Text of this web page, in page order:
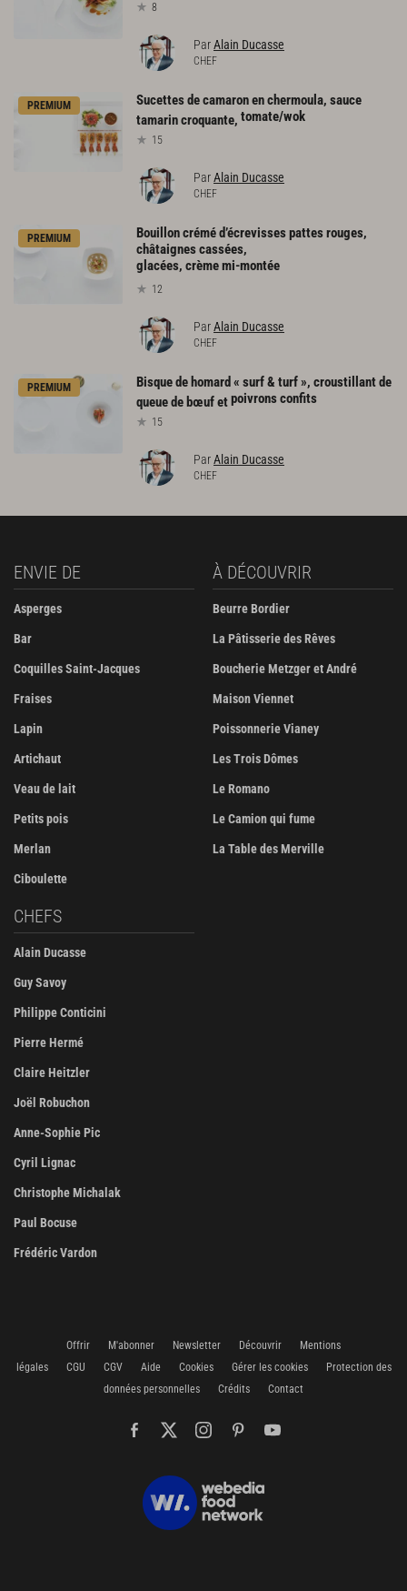
8
ParAlain Ducasse
CHEF
PREMIUM
Sucettes de camaron en chermoula, sauce
tamarin croquante, tomate/wok
15
ParAlain Ducasse
CHEF
PREMIUM
Bouillon crémé d’écrevisses pattes rouges,
châtaignes cassées,
glacées, crème mi-montée
12
ParAlain Ducasse
CHEF
PREMIUM
Bisque de homard « surf & turf », croustillant de
queue de bœuf etpoivrons confits
15
ParAlain Ducasse
CHEF
ENVIE DE
Asperges
Bar
Coquilles Saint-Jacques
Fraises
Lapin
Artichaut
Veau de lait
Petits pois
Merlan
Ciboulette
À DÉCOUVRIR
Beurre Bordier
La Pâtisserie des Rêves
Boucherie Metzger et André
Maison Viennet
Poissonnerie Vianey
Les Trois Dômes
Le Romano
Le Camion qui fume
La Table des Merville
CHEFS
Alain Ducasse
Guy Savoy
Philippe Conticini
Pierre Hermé
Claire Heitzler
Joël Robuchon
Anne-Sophie Pic
Cyril Lignac
Christophe Michalak
Paul Bocuse
Frédéric Vardon
Offrir M'abonner Newsletter Découvrir
Mentions
légales
CGU CGV Aide Cookies Gérer les cookies
Protection des
données personnelles
Crédits Contact